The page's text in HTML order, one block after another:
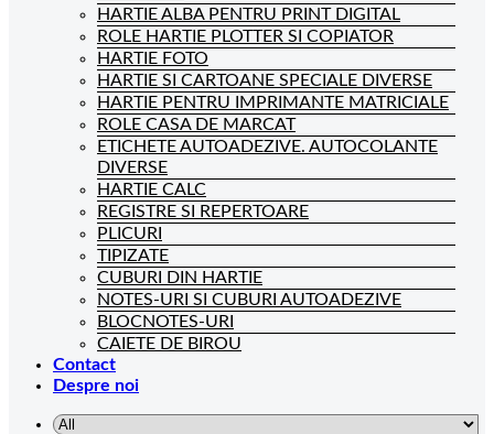
HARTIE ALBA PENTRU PRINT DIGITAL
ROLE HARTIE PLOTTER SI COPIATOR
HARTIE FOTO
HARTIE SI CARTOANE SPECIALE DIVERSE
HARTIE PENTRU IMPRIMANTE MATRICIALE
ROLE CASA DE MARCAT
ETICHETE AUTOADEZIVE. AUTOCOLANTE
DIVERSE
HARTIE CALC
REGISTRE SI REPERTOARE
PLICURI
TIPIZATE
CUBURI DIN HARTIE
NOTES-URI SI CUBURI AUTOADEZIVE
BLOCNOTES-URI
CAIETE DE BIROU
Contact
Despre noi